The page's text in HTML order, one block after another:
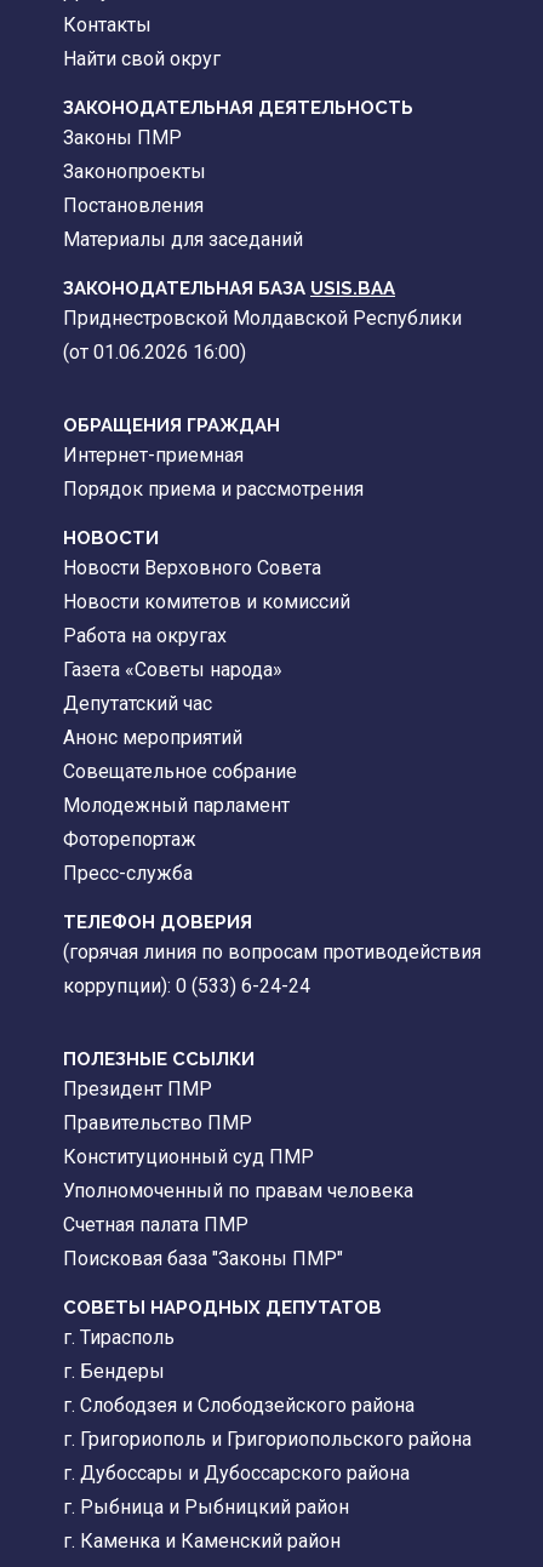
Контакты
Найти свой округ
ЗАКОНОДАТЕЛЬНАЯ ДЕЯТЕЛЬНОСТЬ
Законы ПМР
Законопроекты
Постановления
Материалы для заседаний
ЗАКОНОДАТЕЛЬНАЯ БАЗА USIS.BAA
Приднестровской Молдавской Республики
(от 01.06.2026 16:00)
ОБРАЩЕНИЯ ГРАЖДАН
Интернет-приемная
Порядок приема и рассмотрения
НОВОСТИ
Новости Верховного Совета
Новости комитетов и комиссий
Работа на округах
Газета «Советы народа»
Депутатский час
Анонс мероприятий
Совещательное собрание
Молодежный парламент
Фоторепортаж
Пресс-служба
ТЕЛЕФОН ДОВЕРИЯ
(горячая линия по вопросам противодействия
коррупции): 0 (533) 6-24-24
ПОЛЕЗНЫЕ ССЫЛКИ
Президент ПМР
Правительство ПМР
Конституционный суд ПМР
Уполномоченный по правам человека
Счетная палата ПМР
Поисковая база "Законы ПМР"
СОВЕТЫ НАРОДНЫХ ДЕПУТАТОВ
г. Тирасполь
г. Бендеры
г. Слободзея и Слободзейского района
г. Григориополь и Григориопольского района
г. Дубоссары и Дубоссарского района
г. Рыбница и Рыбницкий район
г. Каменка и Каменский район